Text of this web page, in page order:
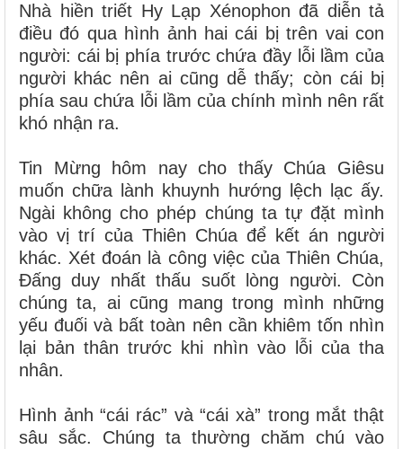
Nhà hiền triết Hy Lạp Xénophon đã diễn tả
điều đó qua hình ảnh hai cái bị trên vai con
người: cái bị phía trước chứa đầy lỗi lầm của
người khác nên ai cũng dễ thấy; còn cái bị
phía sau chứa lỗi lầm của chính mình nên rất
khó nhận ra.
Tin Mừng hôm nay cho thấy Chúa Giêsu
muốn chữa lành khuynh hướng lệch lạc ấy.
Ngài không cho phép chúng ta tự đặt mình
vào vị trí của Thiên Chúa để kết án người
khác. Xét đoán là công việc của Thiên Chúa,
Đấng duy nhất thấu suốt lòng người. Còn
chúng ta, ai cũng mang trong mình những
yếu đuối và bất toàn nên cần khiêm tốn nhìn
lại bản thân trước khi nhìn vào lỗi của tha
nhân.
Hình ảnh “cái rác” và “cái xà” trong mắt thật
sâu sắc. Chúng ta thường chăm chú vào